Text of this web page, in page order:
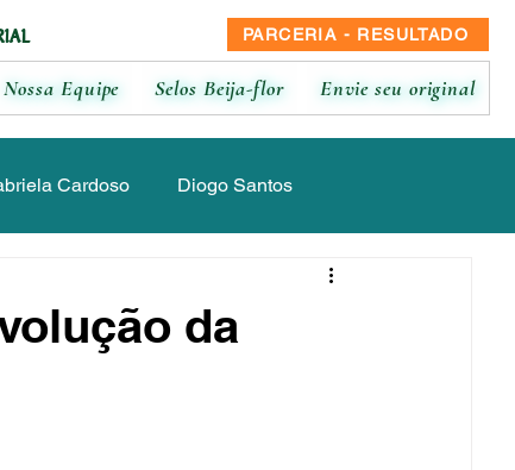
Nossa Equipe Selos Beija-flor Envie seu original
PARCERIA - RESULTADO
Cardoso Diogo Santos
Luana Moura
da